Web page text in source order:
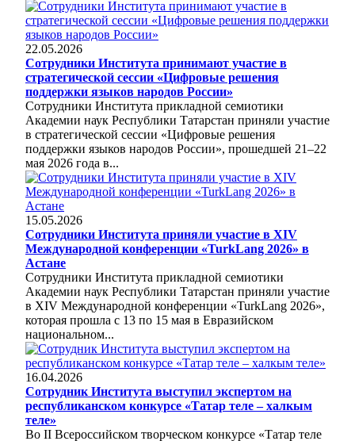
22.05.2026
Сотрудники Института принимают участие в
стратегической сессии «Цифровые решения
поддержки языков народов России»
Сотрудники Института прикладной семиотики
Академии наук Республики Татарстан приняли участие
в стратегической сессии «Цифровые решения
поддержки языков народов России», прошедшей 21–22
мая 2026 года в...
15.05.2026
Сотрудники Института приняли участие в XIV
Международной конференции «TurkLang 2026» в
Астане
Сотрудники Института прикладной семиотики
Академии наук Республики Татарстан приняли участие
в XIV Международной конференции «TurkLang 2026»,
которая прошла с 13 по 15 мая в Евразийском
национальном...
16.04.2026
Сотрудник Института выступил экспертом на
республиканском конкурсе «Татар теле – халкым
теле»
Во II Всероссийском творческом конкурсе «Татар теле